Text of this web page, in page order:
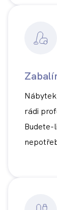
rádi
Budete-